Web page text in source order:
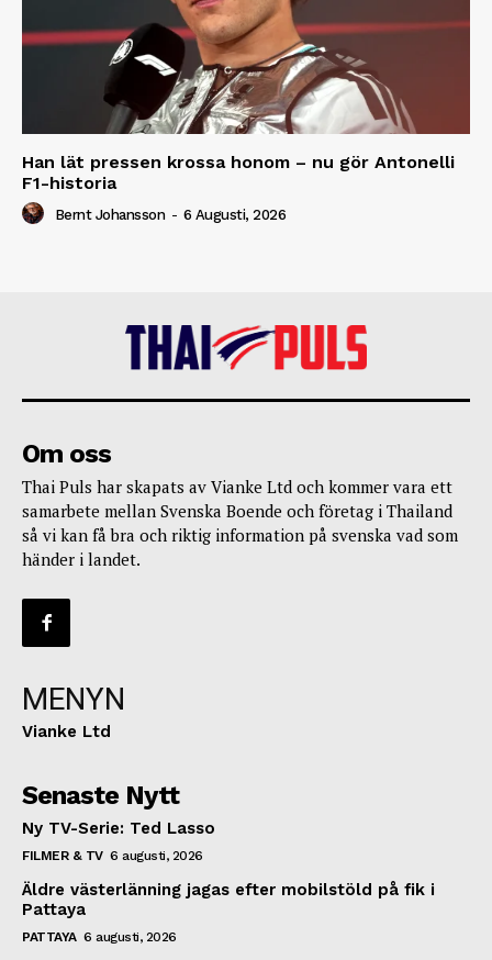
Han lät pressen krossa honom – nu gör Antonelli
F1-historia
Bernt Johansson - 6 Augusti, 2026
Om oss
Thai Puls har skapats av Vianke Ltd och kommer vara ett
samarbete mellan Svenska Boende och företag i Thailand
så vi kan få bra och riktig information på svenska vad som
händer i landet.
MENYN
Vianke Ltd
Senaste Nytt
Ny TV-Serie: Ted Lasso
FILMER & TV 6 augusti, 2026
Äldre västerlänning jagas efter mobilstöld på fik i
Pattaya
PATTAYA 6 augusti, 2026